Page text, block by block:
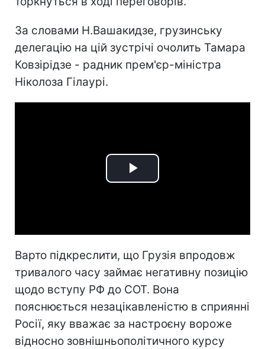
За словами Н.Вашакидзе, грузинську
делегацію на цій зустрічі очолить Тамара
Ковзірідзе - радник прем'єр-міністра
Ніколоза Гілаурі.
Play
Варто підкреслити, що Грузія впродовж
тривалого часу займає негативну позицію
щодо вступу РФ до СОТ. Вона
пояснюється незацікавленістю в сприянні
Росії, яку вважає за настроєну вороже
відносно зовнішньополітичного курсу